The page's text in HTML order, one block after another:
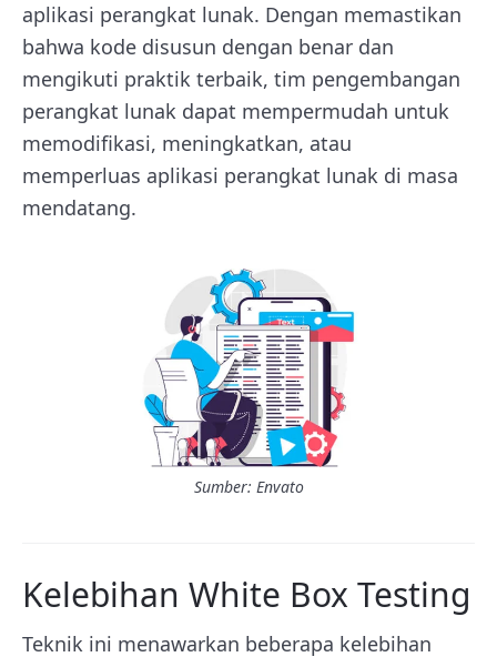
aplikasi perangkat lunak. Dengan memastikan
bahwa kode disusun dengan benar dan
mengikuti praktik terbaik, tim pengembangan
perangkat lunak dapat mempermudah untuk
memodifikasi, meningkatkan, atau
memperluas aplikasi perangkat lunak di masa
mendatang.
Sumber: Envato
Kelebihan White Box Testing
Teknik ini menawarkan beberapa kelebihan